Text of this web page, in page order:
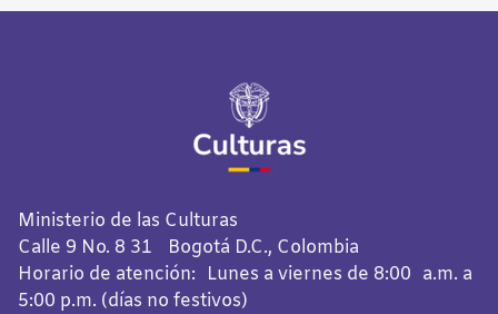
Ministerio de las Culturas
Calle 9 No. 8 31 Bogotá D.C., Colombia
Horario de atención: Lunes a viernes de 8:00 a.m. a
5:00 p.m. (días no festivos)